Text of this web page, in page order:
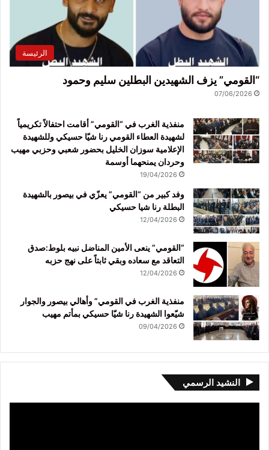
الرئيسة
“القومي” يزف الشهيدين البطلين سليم وحمود
07/06/2026
منفذية الغرب في “القومي” أقامت احتفالاً تكريمياً
لشهيدة العطاء القومي رنا شيّا حسيكي وللشهيدة
الإعلامية سوزان الخليل بحضور شعبي وحزبي مهيب
وحردان يمنحهما أوسمة
19/04/2026
وفد كبير من “القومي” يعزّي في بيصور بالشهيدة
البطلة رنا شيا حسيكي
12/04/2026
“القومي” ينعى الأمين المناضل نبيه بلوط:صدق
التعاقد مع سعاده وبقي ثابتاً على نهج حزبه
12/04/2026
منفذية الغرب في القومي” وأهالي بيصور والجوار
شيّعوا الشهيدة رنا شيّا حسيكي بمأتم مهيب
09/04/2026
النشيد الرسمي